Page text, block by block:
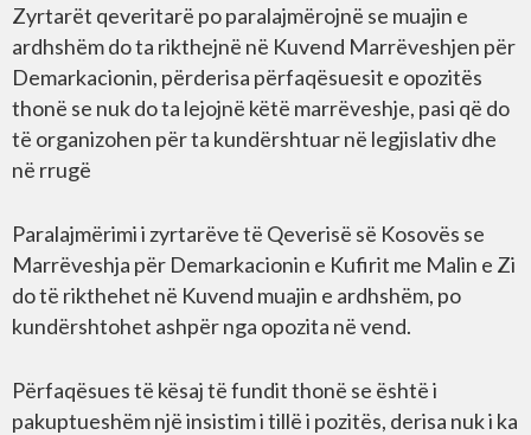
Zyrtarët qeveritarë po paralajmërojnë se muajin e
ardhshëm do ta rikthejnë në Kuvend Marrëveshjen për
Demarkacionin, përderisa përfaqësuesit e opozitës
thonë se nuk do ta lejojnë këtë marrëveshje, pasi që do
të organizohen për ta kundërshtuar në legjislativ dhe
në rrugë
Paralajmërimi i zyrtarëve të Qeverisë së Kosovës se
Marrëveshja për Demarkacionin e Kufirit me Malin e Zi
do të rikthehet në Kuvend muajin e ardhshëm, po
kundërshtohet ashpër nga opozita në vend.
Përfaqësues të kësaj të fundit thonë se është i
pakuptueshëm një insistim i tillë i pozitës, derisa nuk i ka